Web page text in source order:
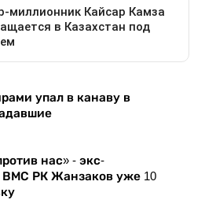
упал в канаву в
нас» - экс-
РК Жанзаков уже 10